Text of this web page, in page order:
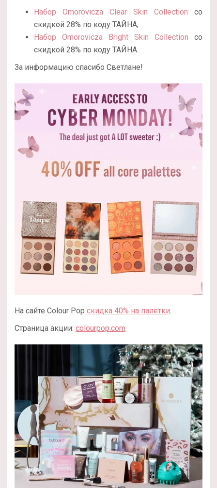
Набор Omorovicza Clear Skin Collection со
скидкой 28% по коду ТАЙНА;
Набор Omorovicza Bright Skin Collection со
скидкой 28% по коду ТАЙНА.
За информацию спасибо Светлане!
На сайте Colour Pop скидка 40% на палетки.
Страница акции: colourpop.com